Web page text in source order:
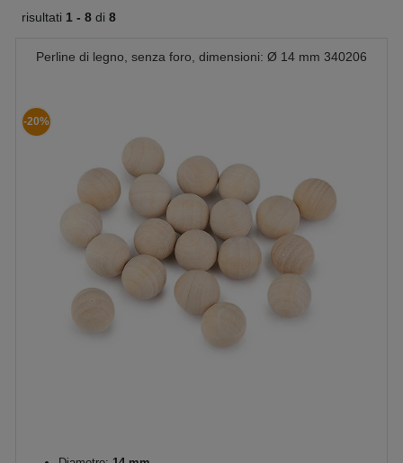
risultati 1 - 8 di 8
Perline di legno, senza foro, dimensioni: Ø 14 mm 340206
-20%